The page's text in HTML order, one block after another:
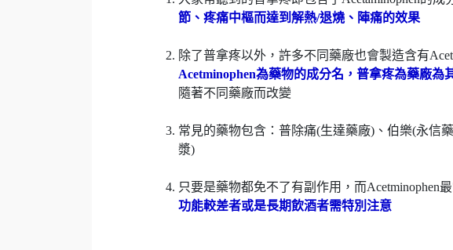
節、疼痛中樞而達到解熱/退燒、陣痛的效果
除了普拿疼以外，許多不同藥廠也會製造含有
Acetminophen為藥物的成分名，普拿疼為藥廠為
隨著不同藥廠而改變
常見的藥物包含：普除痛(生達藥廠)、伯樂(永信
漿)
只要是藥物都免不了有副作用，而Acetminophen
功能較差者或是長期飲酒者需特別注意